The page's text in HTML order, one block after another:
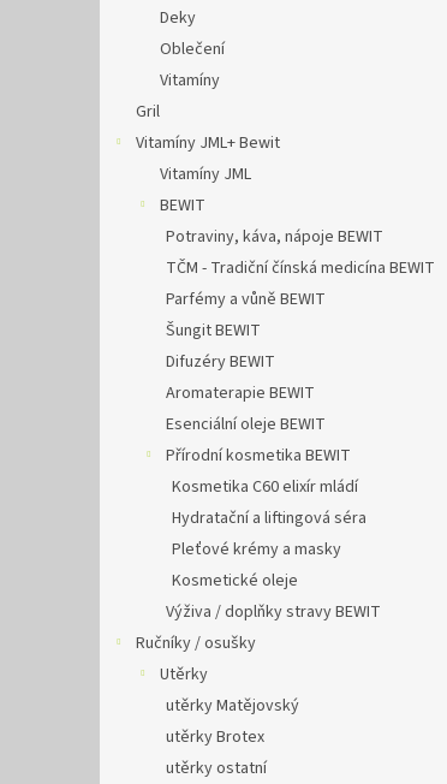
Deky
Oblečení
Vitamíny
Gril
Vitamíny JML+ Bewit
Vitamíny JML
BEWIT
Potraviny, káva, nápoje BEWIT
TČM - Tradiční čínská medicína BEWIT
Parfémy a vůně BEWIT
Šungit BEWIT
Difuzéry BEWIT
Aromaterapie BEWIT
Esenciální oleje BEWIT
Přírodní kosmetika BEWIT
Kosmetika C60 elixír mládí
Hydratační a liftingová séra
Pleťové krémy a masky
Kosmetické oleje
Výživa / doplňky stravy BEWIT
Ručníky / osušky
Utěrky
utěrky Matějovský
utěrky Brotex
utěrky ostatní